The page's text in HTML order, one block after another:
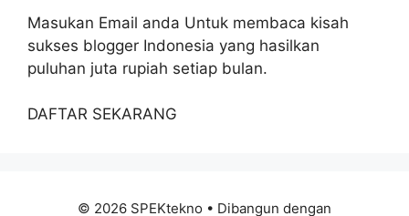
Masukan Email anda Untuk membaca kisah
sukses blogger Indonesia yang hasilkan
puluhan juta rupiah setiap bulan.
DAFTAR SEKARANG
© 2026 SPEKtekno • Dibangun dengan